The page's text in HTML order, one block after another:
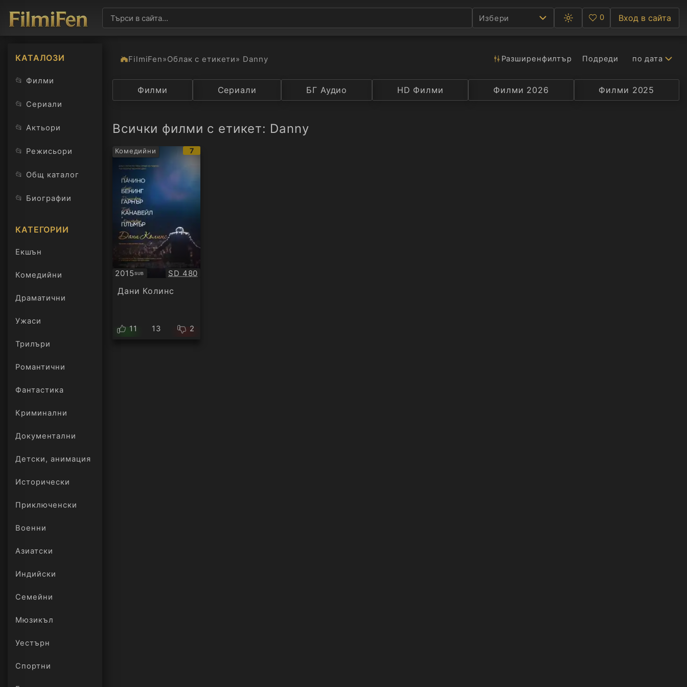
Избери
Превключване
между
светла
Любими
0 Вход в сайта
КАТАЛОЗИ
📂 Филми
📂 Сериали
📂 Актьори
📂 Режисьори
📂 Общ каталог
📂 Биографии
КАТЕГОРИИ
Екшън
Комедийни
Драматични
Ужаси
Трилъри
онлайн
Романтични
Фантастика
Криминални
Документални
Детски, анимация
Исторически
Приключенски
Военни
Азиатски
Индийски
Семейни
Мюзикъл
Уестърн
Спортни
FilmiFen»Облак с етикети» Danny Разширенфилтър Подреди по дата
Категория Държава Рейтинг Селекция Превод Актьор
Филми Сериали БГ Аудио HD Филми Филми 2026 Филми 2025
Всички филми с етикет: Danny
Комедийни
IMDb
7
2015SUB
Субтитри Качество:
SD 480
Дани Колинс
11 13 2